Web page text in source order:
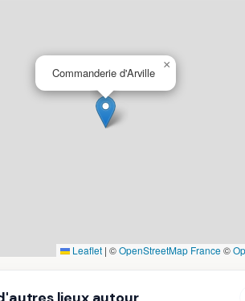
Commanderie d'Arville
×
Leaflet | ©OpenStreetMap France©
lieux autour